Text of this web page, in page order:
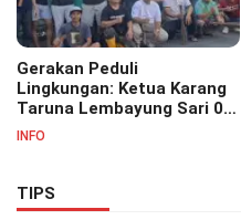
Gerakan Peduli
Lingkungan: Ketua Karang
Taruna Lembayung Sari 09
Irvan Permana Ajak
INFO
TIPS